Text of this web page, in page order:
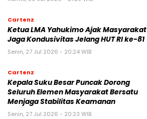
Cartenz
Ketua LMA Yahukimo Ajak Masyarakat
Jaga Kondusivitas Jelang HUT RI ke-81
Senin, 27 Jul 2026 - 20:24 WIB
Cartenz
Kepala Suku Besar Puncak Dorong
Seluruh Elemen Masyarakat Bersatu
Menjaga Stabilitas Keamanan
Senin, 27 Jul 2026 - 20:23 WIB